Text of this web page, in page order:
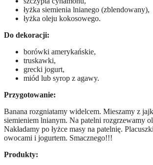
łyżka siemienia lnianego (zblendowany),
łyżka oleju kokosowego.
Do dekoracji:
borówki amerykańskie,
truskawki,
grecki jogurt,
miód lub syrop z agawy.
Przygotowanie:
Banana rozgniatamy widelcem. Mieszamy z
siemieniem lnianym. Na patelni rozgrzewamy
Nakładamy po łyżce masy na patelnię.
owocami i jogurtem. Smacznego!!!
Produkty: